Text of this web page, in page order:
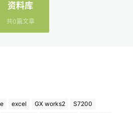
资料库
共0篇文章
excel GX works2
S7200